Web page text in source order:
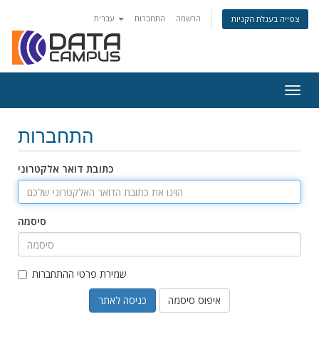
התחברות הרשמה צפייה בעגלת הקניות
התחברות
כתובת דואר אלקטרוני
סיסמה
שמירת פרטי ההתחברות
איפוס סיסמה